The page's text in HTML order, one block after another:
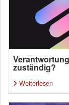
zuständig?
Weiterlesen